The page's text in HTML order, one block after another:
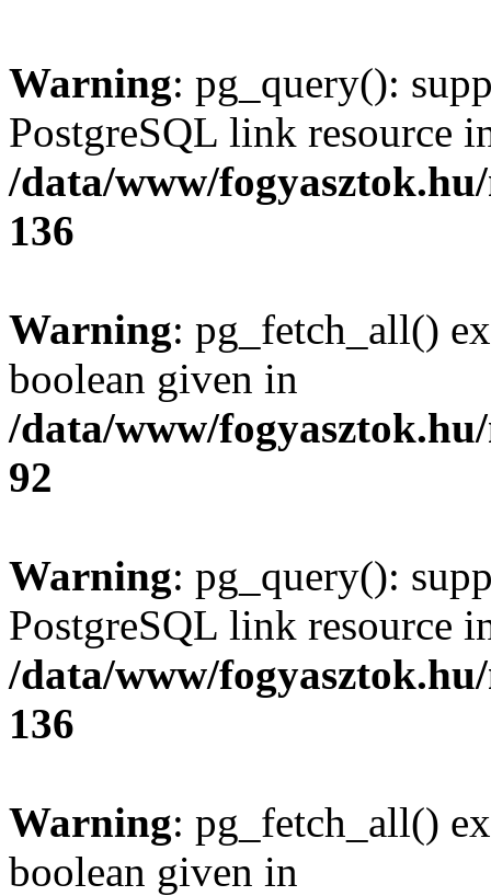
Warning: pg_query():
PostgreSQL link resource
/data/www/
136
Warning: pg_fetch_all()
boolean given in
/data/www/
92
Warning: pg_query():
PostgreSQL link resource
/data/www/
136
Warning: pg_fetch_all()
boolean given in